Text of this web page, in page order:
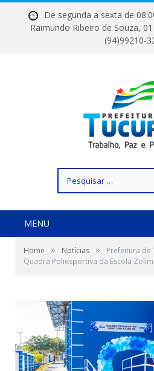
De segunda a sexta de
Raimundo Ribeiro de
(94)99210-
por:
MENU
Home » Notícias »
Prefeitura de
Quadra Poliesportiva da Escola